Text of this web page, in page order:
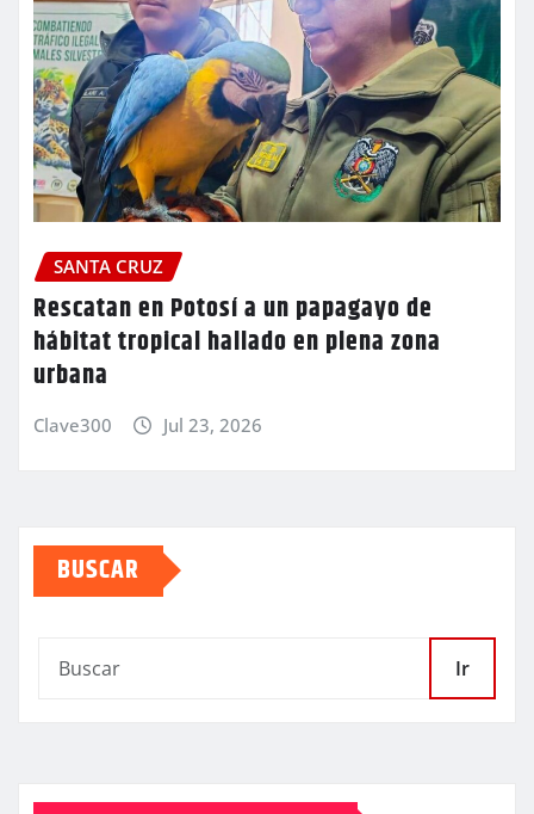
SANTA CRUZ
Rescatan en Potosí a un papagayo de
hábitat tropical hallado en plena zona
urbana
Clave300 Jul 23, 2026
BUSCAR
Ir